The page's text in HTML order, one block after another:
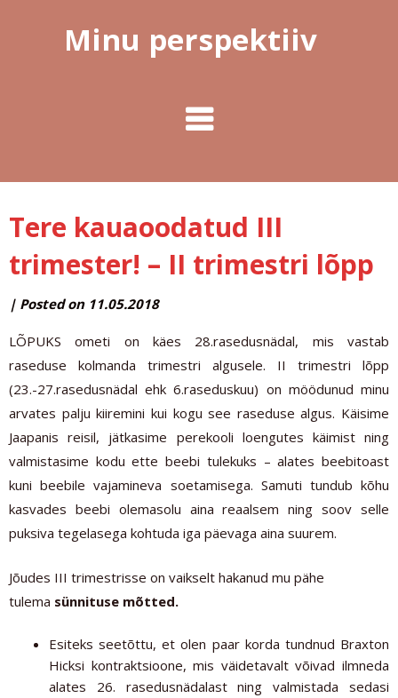
Minu perspektiiv
Tere kauaoodatud III
trimester! – II trimestri lõpp
by
| Posted on 11.05.2018
LÕPUKS ometi on käes 28.rasedusnädal, mis vastab
raseduse kolmanda trimestri algusele. II trimestri lõpp
(23.-27.rasedusnädal ehk 6.raseduskuu) on möödunud minu
arvates palju kiiremini kui kogu see raseduse algus. Käisime
Jaapanis reisil, jätkasime perekooli loengutes käimist ning
valmistasime kodu ette beebi tulekuks – alates beebitoast
kuni beebile vajamineva soetamisega. Samuti tundub kõhu
kasvades beebi olemasolu aina reaalsem ning soov selle
puksiva tegelasega kohtuda iga päevaga aina suurem.
Jõudes III trimestrisse on vaikselt hakanud mu pähe
tulema sünnituse mõtted.
Esiteks seetõttu, et olen paar korda tundnud Braxton
Hicksi kontraktsioone, mis väidetavalt võivad ilmneda
alates 26. rasedusnädalast ning valmistada sedasi